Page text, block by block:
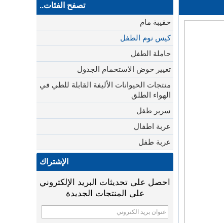
تصفح الفئات..
حقيبة مام
كيس نوم الطفل
حاملة الطفل
تغيير حوض الاستحمام الجدول
منتجات الحيوانات الأليفة القابلة للطي في
الهواء الطلق
سرير طفل
عربة اطفال
عربة طفل
الإشتراك
احصل على تحديثات البريد الإلكتروني
على المنتجات الجديدة